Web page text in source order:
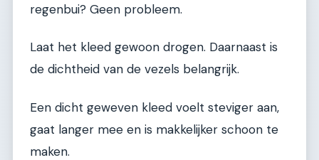
regenbui? Geen probleem.
Laat het kleed gewoon drogen. Daarnaast is
de dichtheid van de vezels belangrijk.
Een dicht geweven kleed voelt steviger aan,
gaat langer mee en is makkelijker schoon te
maken.